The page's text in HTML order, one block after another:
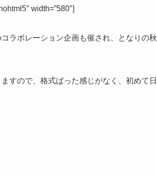
width=”580″]
ラボレーション企画も催され、となりの秋
すので、格式ばった感じがなく、初めて日